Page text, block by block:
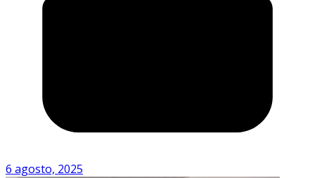
6 agosto, 2025